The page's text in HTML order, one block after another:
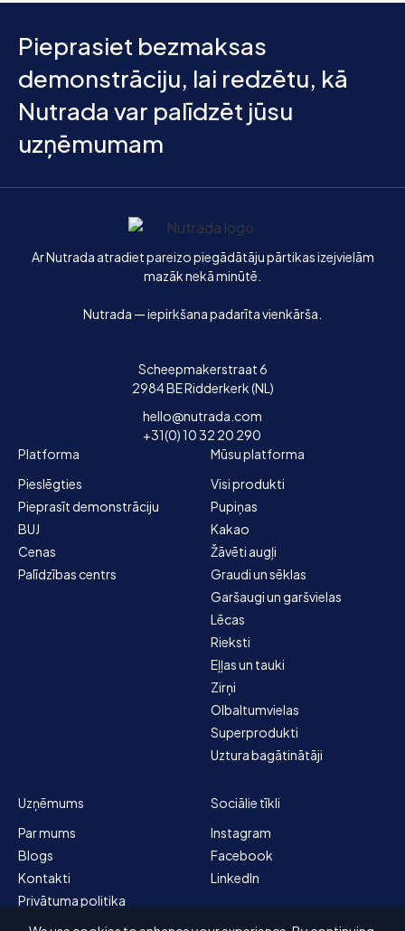
Pieprasiet bezmaksas
demonstrāciju, lai redzētu, kā
Nutrada var palīdzēt jūsu
uzņēmumam
Sākums
Ar Nutrada atradiet pareizo piegādātāju pārtikas izejvielām
mazāk nekā minūtē.
Nutrada — iepirkšana padarīta vienkārša.
Scheepmakerstraat 6
2984 BE Ridderkerk (NL)
hello@nutrada.com
+31(0) 10 32 20 290
Platforma
Pieslēgties
Pieprasīt demonstrāciju
BUJ
Cenas
Palīdzības centrs
Mūsu platforma
Visi produkti
Pupiņas
Kakao
Žāvēti augļi
Graudi un sēklas
Garšaugi un garšvielas
Lēcas
Rieksti
Eļļas un tauki
Zirņi
Olbaltumvielas
Superprodukti
Uztura bagātinātāji
Uzņēmums
Par mums
Blogs
Kontakti
Privātuma politika
Satura karte
Sociālie tīkli
Instagram
Facebook
LinkedIn